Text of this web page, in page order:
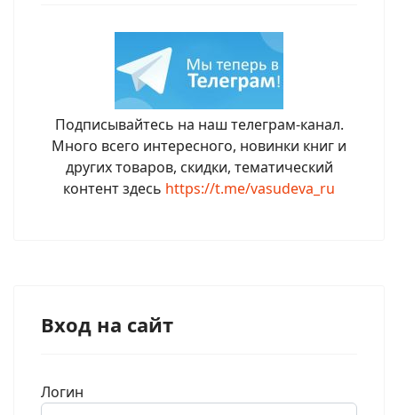
Подписывайтесь на наш телеграм-канал.
Много всего интересного, новинки книг и
других товаров, скидки, тематический
контент здесь https://t.me/vasudeva_ru
Вход на сайт
Логин